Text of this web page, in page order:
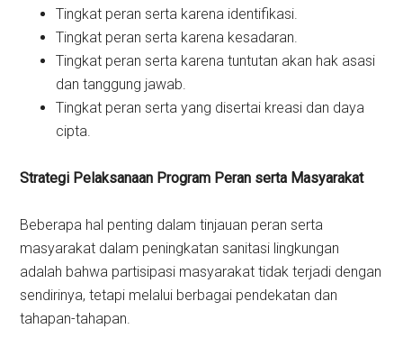
Tingkat peran serta karena identifikasi.
Tingkat peran serta karena kesadaran.
Tingkat peran serta karena tuntutan akan hak asasi
dan tanggung jawab.
Tingkat peran serta yang disertai kreasi dan daya
cipta.
Strategi Pelaksanaan Program Peran serta Masyarakat
Beberapa hal penting dalam tinjauan peran serta
masyarakat dalam peningkatan sanitasi lingkungan
adalah bahwa partisipasi masyarakat tidak terjadi dengan
sendirinya, tetapi melalui berbagai pendekatan dan
tahapan-tahapan.